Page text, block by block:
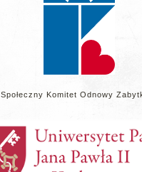
Społeczny Komitet Odnowy